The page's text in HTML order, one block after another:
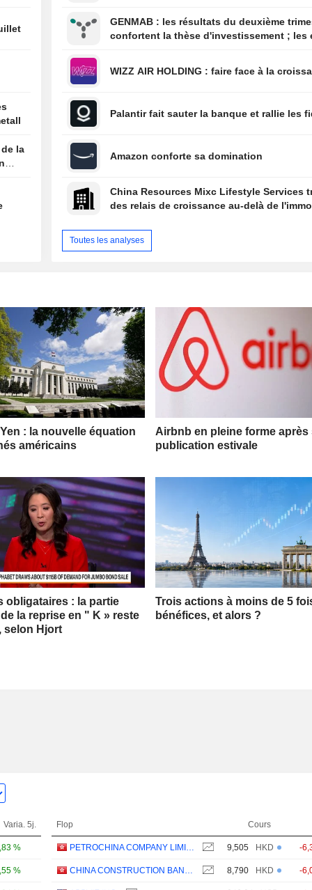
technologie
la
GENMAB : les résultats du deuxième trimestre
confortent la thèse d'investissement ; les
WIZZ AIR HOLDING : faire face à la
Palantir fait sauter la banque et rallie les
Amazon conforte sa domination
China Resources Mixc Lifestyle Services
des relais de croissance au-delà de
Toutes les analyses
: la nouvelle équation
américains
Airbnb en pleine forme après
publication estivale
obligataires : la partie
la reprise en " K » reste
selon Hjort
Trois actions à moins de 5
bénéfices, et alors ?
Varia. 5j.
%
%
Flop Cours
PETROCHINA COMPANY LIMITED 9,505 HKD -
8,790 HKD -